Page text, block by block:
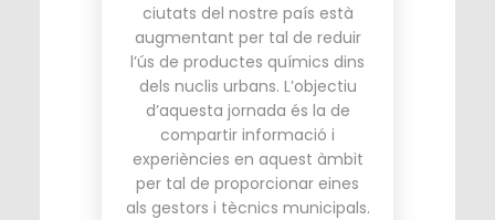
ciutats del nostre país està
augmentant per tal de reduir
l’ús de productes químics dins
dels nuclis urbans. L’objectiu
d’aquesta jornada és la de
compartir informació i
experiències en aquest àmbit
per tal de proporcionar eines
als gestors i tècnics municipals.